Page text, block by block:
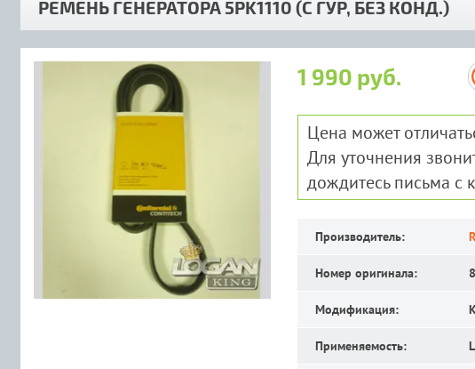
РЕМЕНЬ ГЕНЕРАТОРА 5PK1110 (С ГУР, БЕЗ КОНД.)
1 990 руб.
Цена может
Для уточнения
дождитесь письма с
Производитель:
Номер оригинала:
Модификация:
Применяемость: